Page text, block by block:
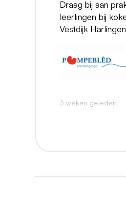
Draag bij aan
leerlingen bij
Vestdijk
3 weken geleden